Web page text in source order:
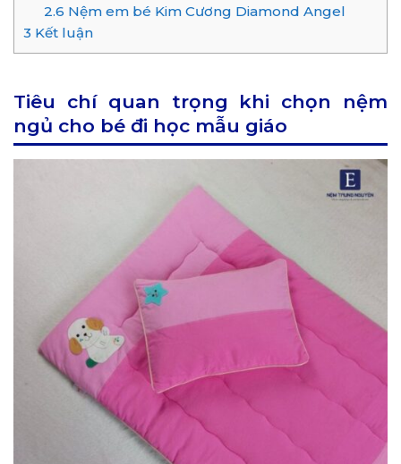
2.6 Nệm em bé Kim Cương Diamond Angel
3 Kết luận
Tiêu chí quan trọng khi chọn nệm
ngủ cho bé đi học mẫu giáo